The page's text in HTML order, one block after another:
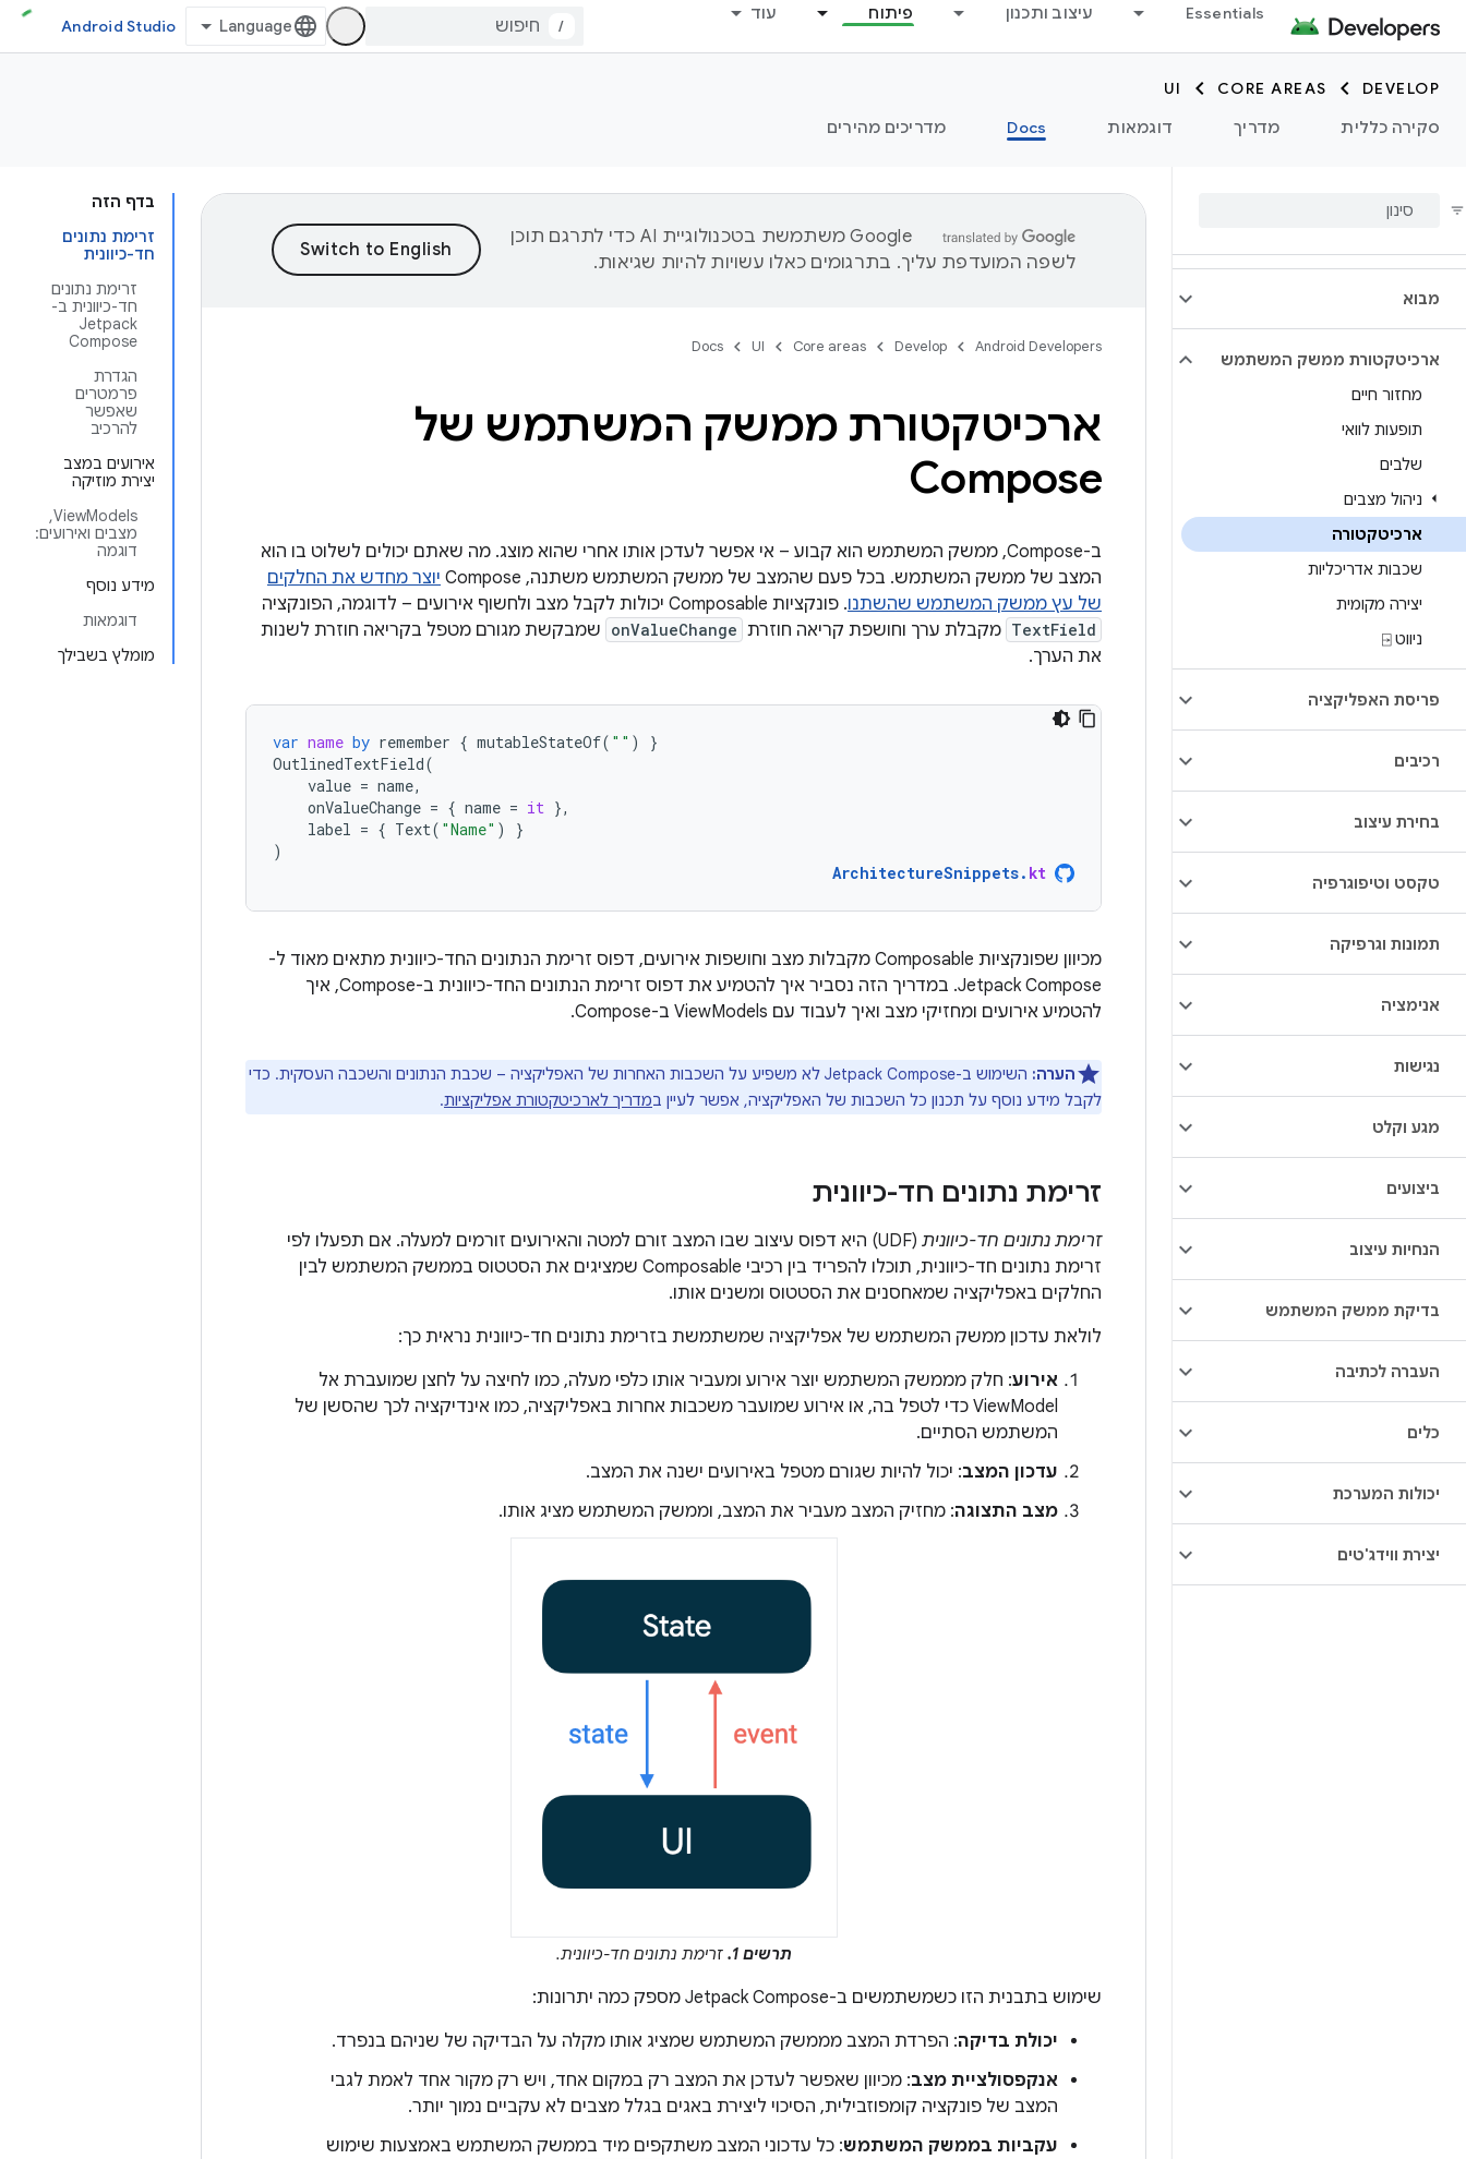
Essentials עיצוב ותכנון פיתוח עוד
/
Android Studio
DEVELOP
CORE AREAS
UI
סקירה כללית
מדריך דוגמאות Docs מדריכים מהירים
מבוא
ארכיטקטורת ממשק המשתמש
מחזור חיים
תופעות לוואי
שלבים
ניהול מצבים
ארכיטקטורה
שכבות אדריכליות
יצירה מקומית
ניווט ⍈
פריסת האפליקציה
רכיבים
בחירת עיצוב
טקסט וטיפוגרפיה
תמונות וגרפיקה
אנימציה
נגישות
מגע וקלט
ביצועים
הנחיות עיצוב
בדיקת ממשק המשתמש
העברה לכתיבה
כלים
יכולות המערכת
יצירת ווידג'טים
בדף הזה
זרימת נתונים
חד-כיוונית
זרימת נתונים
חד-כיוונית ב-
Jetpack
Compose
הגדרת
פרמטרים
שאפשר
להרכיב
אירועים במצב
יצירת מוזיקה
‫ViewModels,
מצבים ואירועים:
דוגמה
מידע נוסף
דוגמאות
מומלץ בשבילך
‫Google משתמשת בטכנולוגיית AI כדי לתרגם תוכן
לשפה המועדפת עליך. בתרגומים כאלו עשויות להיות שגיאות.
Android Developers
Develop
Core areas
UI
Docs
ארכיטקטורת ממשק המשתמש של
Compose
ב-Compose, ממשק המשתמש הוא קבוע – אי אפשר לעדכן אותו אחרי שהוא מוצג. מה שאתם יכולים לשלוט בו הוא
המצב של ממשק המשתמש. בכל פעם שהמצב של ממשק המשתמש משתנה, Compose
יוצר מחדש את החלקים
של עץ ממשק המשתמש שהשתנו. פונקציות Composable יכולות לקבל מצב ולחשוף אירועים – לדוגמה, הפונקציה
TextField מקבלת ערך וחושפת קריאה חוזרת onValueChange שמבקשת מגורם מטפל בקריאה חוזרת לשנות
את הערך.
var name by remember { mutableStateOf( "" )
}
OutlinedTextField(
value = name,
onValueChange = { name = it },
label = { Text( "Name" )
}
)
ArchitectureSnippets. kt
מכיוון שפונקציות Composable מקבלות מצב וחושפות אירועים, דפוס זרימת הנתונים החד-כיוונית מתאים מאוד ל-
Jetpack Compose. במדריך הזה נסביר איך להטמיע את דפוס זרימת הנתונים החד-כיוונית ב-Compose, איך
להטמיע אירועים ומחזיקי מצב ואיך לעבוד עם ViewModels ב-Compose.
הערה:
השימוש ב-Jetpack Compose לא משפיע על השכבות האחרות של האפליקציה – שכבת הנתונים והשכבה העסקית. כדי
לקבל מידע נוסף על תכנון כל השכבות של האפליקציה, אפשר לעיין במדריך לארכיטקטורת אפליקציות.
זרימת נתונים חד-כיוונית
זרימת נתונים חד-כיוונית
(UDF) היא דפוס עיצוב שבו המצב זורם למטה והאירועים זורמים למעלה. אם תפעלו לפי
זרימת נתונים חד-כיוונית, תוכלו להפריד בין רכיבי Composable שמציגים את הסטטוס בממשק המשתמש לבין
החלקים באפליקציה שמאחסנים את הסטטוס ומשנים אותו.
לולאת עדכון ממשק המשתמש של אפליקציה שמשתמשת בזרימת נתונים חד-כיוונית נראית כך:
אירוע: חלק מממשק המשתמש יוצר אירוע ומעביר אותו כלפי מעלה, כמו לחיצה על לחצן שמועברת אל
ViewModel כדי לטפל בה, או אירוע שמועבר משכבות אחרות באפליקציה, כמו אינדיקציה לכך שהסשן של
המשתמש הסתיים.
עדכון המצב: יכול להיות שגורם מטפל באירועים ישנה את המצב.
מצב התצוגה: מחזיק המצב מעביר את המצב, וממשק המשתמש מציג אותו.
תרשים 1. זרימת נתונים חד-כיוונית.
שימוש בתבנית הזו כשמשתמשים ב-Jetpack Compose מספק כמה יתרונות:
יכולת בדיקה: הפרדת המצב מממשק המשתמש שמציג אותו מקלה על הבדיקה של שניהם בנפרד.
אנקפסולציית מצב: מכיוון שאפשר לעדכן את המצב רק במקום אחד, ויש רק מקור אחד לאמת לגבי
המצב של פונקציה קומפוזבילית, הסיכוי ליצירת באגים בגלל מצבים לא עקביים נמוך יותר.
עקביות בממשק המשתמש: כל עדכוני המצב משתקפים מיד בממשק המשתמש באמצעות שימוש